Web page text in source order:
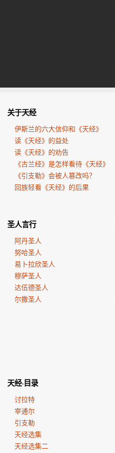
关于天经
伊斯兰的六大信仰和《天经》
读《天经》的益处
读《天经》的劝告
《古兰经》是怎样看待《天经》
《引支勒》会被人篡改吗？
回族轻看《天经》的后果
圣人言行
阿丹圣人
努哈圣人
易卜拉欣圣人
穆萨圣人
达伍德圣人
尔撒圣人
天经·目录
讨拉特
宰逋尔
引支勒
天经选集
天经选集二